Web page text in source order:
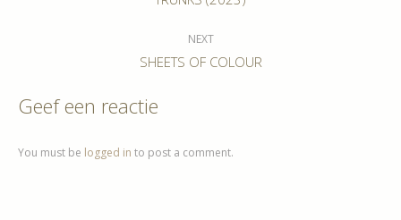
NEXT
Next
SHEETS OF COLOUR
Geef een reactie
You must be logged in to post a comment.